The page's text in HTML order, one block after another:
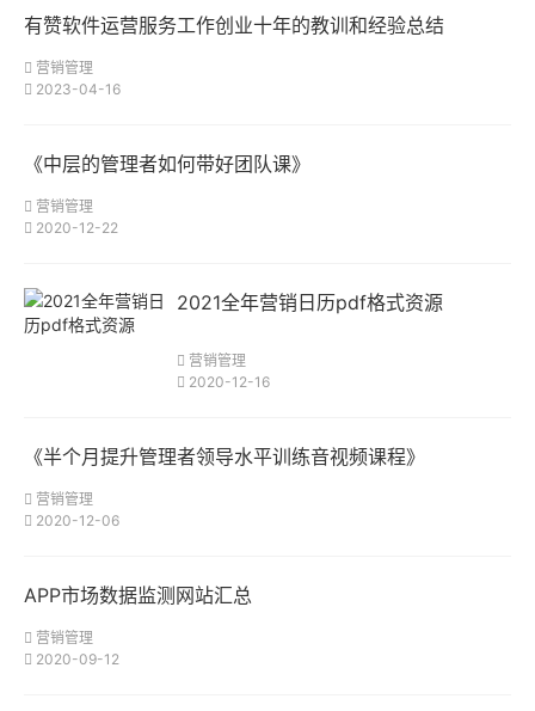
有赞软件运营服务工作创业十年的教训和经验总结
营销管理
2023-04-16
《中层的管理者如何带好团队课》
营销管理
2020-12-22
2021全年营销日历pdf格式资源
营销管理
2020-12-16
《半个月提升管理者领导水平训练音视频课程》
营销管理
2020-12-06
APP市场数据监测网站汇总
营销管理
2020-09-12